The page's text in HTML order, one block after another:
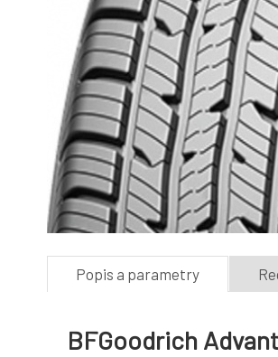
Popis a parametry
BFGoodrich